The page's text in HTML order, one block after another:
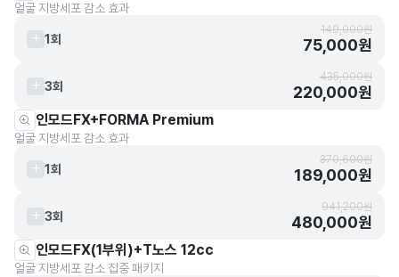
얼굴 지방세포 감소 효과
1회
149,000원
75,000원
3회
435,000원
220,000원
인모드FX+FORMA Premium
얼굴 지방세포 감소 효과
1회
370,600원
189,000원
3회
941,200원
480,000원
인모드FX(1부위)+T노스 12cc
얼굴 지방세포 감소 집중 패키지